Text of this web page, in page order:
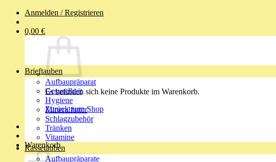
Anmelden / Registrieren
0,00 €
Es befinden sich keine Produkte im Warenkorb.
Zurück zum Shop
Warenkorb
Brieftauben
Aufbaupräparat
Gesundheit
Hygiene
Mineralfutter
Schlagzubehör
Tränken
Vitamine
Rassetauben
Aufbaupräparate